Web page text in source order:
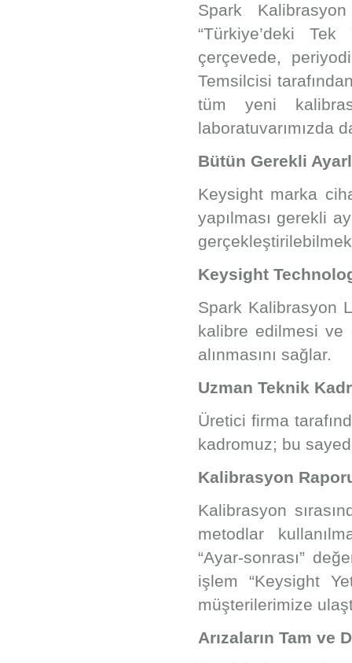
Spark
“Türkiye’deki
çerçevede,
Temsilcisi
tüm yeni
laboratuvarımızda
Bütün Gerekli
Keysight marka
yapılması gerekli
Keysight
Spark Kalibrasyon
kalibre edilmesi ve
alınmasını sağlar.
Uzman Teknik
Üretici firma
kadromuz; bu
Kalibrasyon
Kalibrasyon
metodlar
“Ayar-sonrası”
işlem “Keysight
müşterilerimize
Arızaların Tam ve